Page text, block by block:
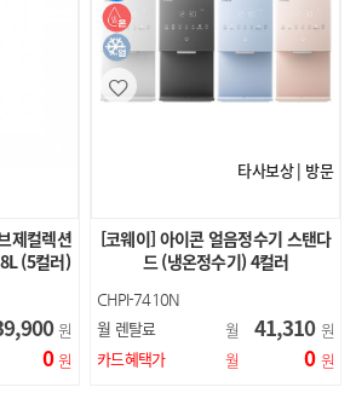
제컬렉션
(5컬러)
원
0 원
타사보상 | 방문
[코웨이] 아이콘 얼음정수기 스탠다
드 (냉온정수기) 4컬러
CHPI-7410N
월 렌탈료 월 41,310 원
카드혜택가
월 0 원